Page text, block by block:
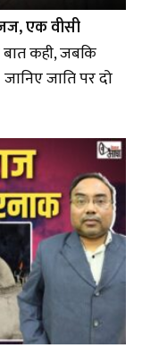
एक वीसी
कही, जबकि
जाति पर दो